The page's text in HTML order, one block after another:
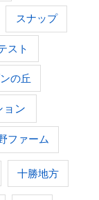
スナップ
スト
の丘
ョン
ファーム
十勝地方